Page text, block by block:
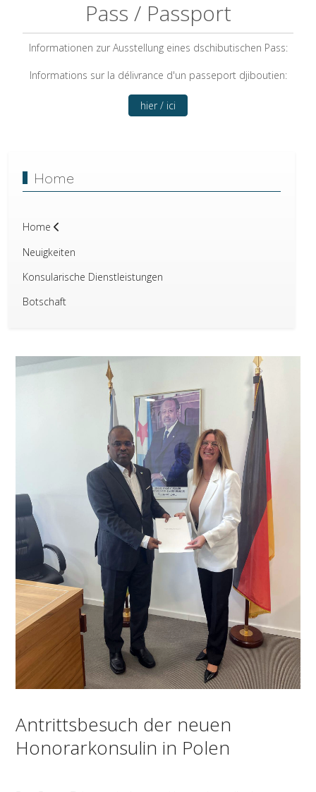
Pass / Passport
Informationen zur Ausstellung eines dschibutischen Pass:
Informations sur la délivrance d'un passeport djiboutien:
hier / ici
Home
Home
Neuigkeiten
Konsularische Dienstleistungen
Botschaft
Antrittsbesuch der neuen
Honorarkonsulin in Polen